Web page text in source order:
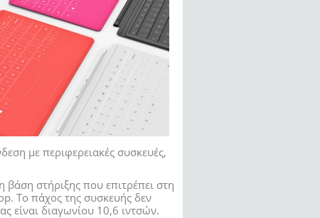
με περιφερειακές συσκευές,
στήριξης που επιτρέπει στη
Το πάχος της συσκευής δεν
είναι διαγωνίου 10,6 ιντσών.